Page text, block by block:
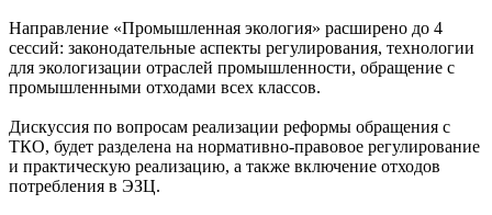
Направление «Промышленная экология» расширено до 4
сессий: законодательные аспекты регулирования, технологии
для экологизации отраслей промышленности, обращение с
промышленными отходами всех классов.
Дискуссия по вопросам реализации реформы обращения с
ТКО, будет разделена на нормативно-правовое регулирование
и практическую реализацию, а также включение отходов
потребления в ЭЗЦ.